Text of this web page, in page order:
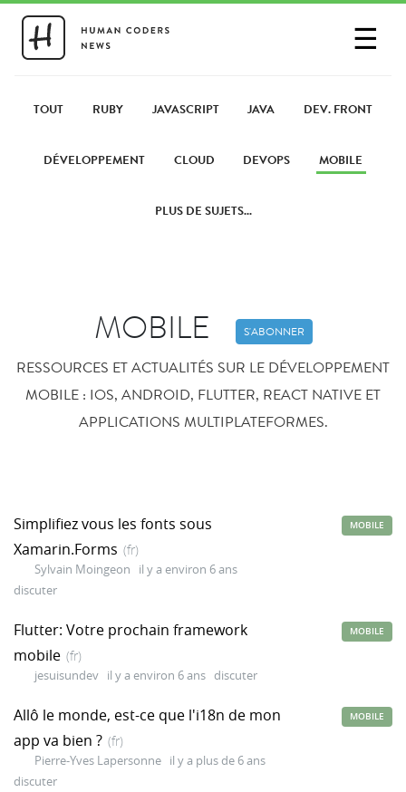
☰
PARTAGER UN LIEN
TOUT RUBY JAVASCRIPT JAVA DEV. FRONT
DÉVELOPPEMENT CLOUD DEVOPS MOBILE
PLUS DE SUJETS...
MOBILE S'ABONNER
RESSOURCES ET ACTUALITÉS SUR LE DÉVELOPPEMENT
MOBILE : IOS, ANDROID, FLUTTER, REACT NATIVE ET
APPLICATIONS MULTIPLATEFORMES.
Simplifiez vous les fonts sous
Xamarin.Forms (fr)
Sylvain Moingeon
il y a environ 6 ans
discuter
MOBILE
Flutter: Votre prochain framework
mobile (fr)
jesuisundev il y a environ 6 ans discuter
MOBILE
Allô le monde, est-ce que l'i18n de mon
app va bien ? (fr)
Pierre-Yves Lapersonne il y a plus de 6 ans
discuter
MOBILE